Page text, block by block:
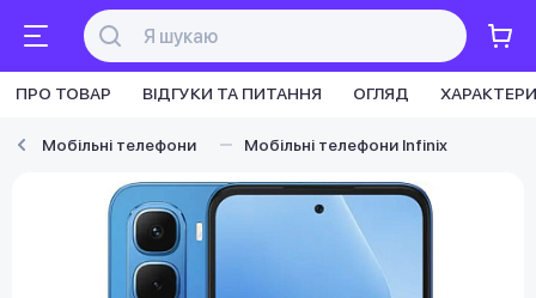
ПРО ТОВАР ВІДГУКИ ТА ПИТАННЯ ОГЛЯД
Мобільні телефони Мобільні телефони Infinix